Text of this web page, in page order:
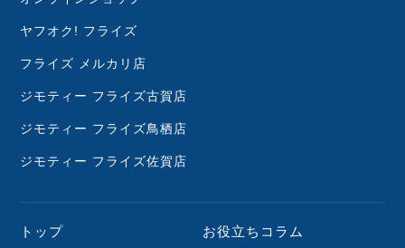
ヤフオク! フライズ
フライズ メルカリ店
ジモティー フライズ古賀店
ジモティー フライズ鳥栖店
ジモティー フライズ佐賀店
トップ お役立ちコラム